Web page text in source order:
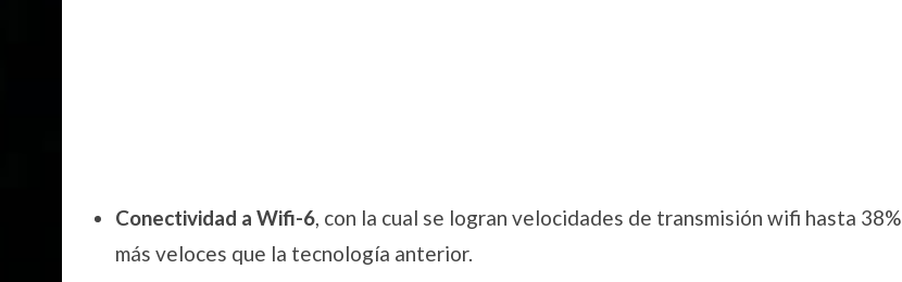
Conectividad a Wifi-6, con la cual se logran velocidades de transmisión wifi hasta 38%
más veloces que la tecnología anterior.